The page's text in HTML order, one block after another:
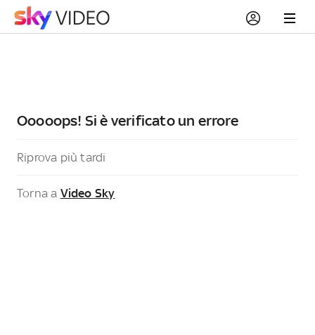
Ooooops! Si è verificato un errore
Riprova più tardi
Torna a Video Sky